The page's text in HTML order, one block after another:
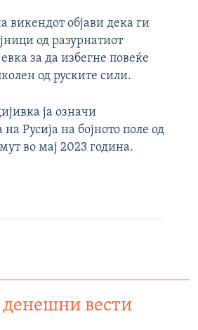
викендот објави дека ги
од разурнатиот
за да избегне повеќе
од руските сили.
ја означи
Русија на бојното поле од
во мај 2023 година.
денешни вести